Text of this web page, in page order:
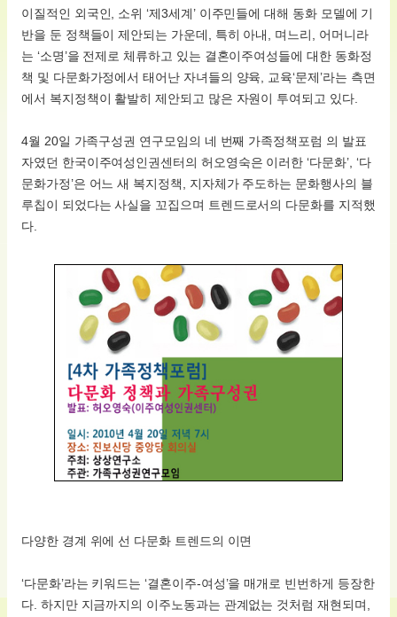
이질적인 외국인, 소위 ‘제3세계’ 이주민들에 대해 동화 모델에 기
반을 둔 정책들이 제안되는 가운데, 특히 아내, 며느리, 어머니라
는 ‘소명’을 전제로 체류하고 있는 결혼이주여성들에 대한 동화정
책 및 다문화가정에서 태어난 자녀들의 양육, 교육‘문제’라는 측면
에서 복지정책이 활발히 제안되고 많은 자원이 투여되고 있다.
4월 20일 가족구성권 연구모임의 네 번째 가족정책포럼 의 발표
자였던 한국이주여성인권센터의 허오영숙은 이러한 ‘다문화’, ‘다
문화가정’은 어느 새 복지정책, 지자체가 주도하는 문화행사의 블
루칩이 되었다는 사실을 꼬집으며 트렌드로서의 다문화를 지적했
다.
다양한 경계 위에 선 다문화 트렌드의 이면
‘다문화’라는 키워드는 ‘결혼이주-여성’을 매개로 빈번하게 등장한
다. 하지만 지금까지의 이주노동과는 관계없는 것처럼 재현되며,